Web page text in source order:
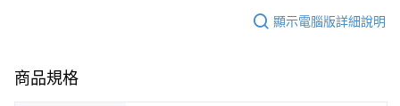
顯示電腦版詳細說明
商品規格